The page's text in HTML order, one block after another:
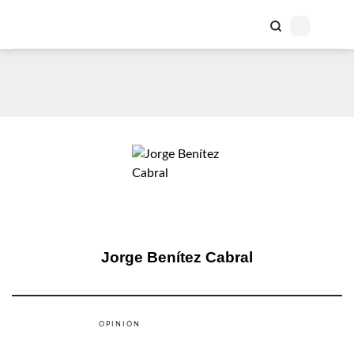
Jorge Benítez Cabral
OPINIÓN